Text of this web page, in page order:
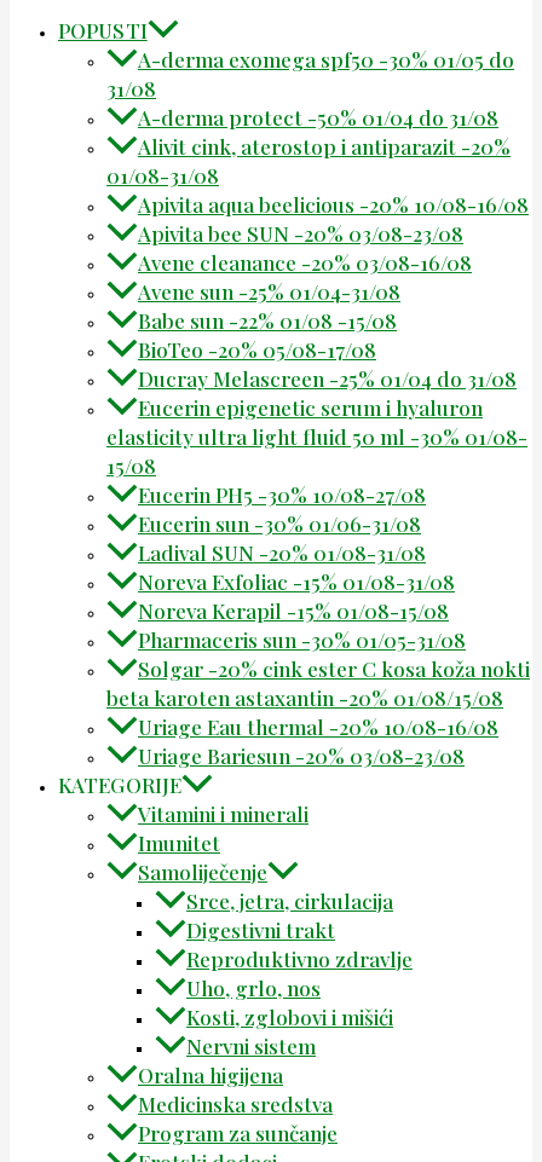
POPUSTI
A-derma exomega spf50 -30% 01/05 do
31/08
A-derma protect -50% 01/04 do 31/08
Alivit cink, aterostop i antiparazit -20%
01/08-31/08
Apivita aqua beelicious -20% 10/08-16/08
Apivita bee SUN -20% 03/08-23/08
Avene cleanance -20% 03/08-16/08
Avene sun -25% 01/04-31/08
Babe sun -22% 01/08 -15/08
BioTeo -20% 05/08-17/08
Ducray Melascreen -25% 01/04 do 31/08
Eucerin epigenetic serum i hyaluron
elasticity ultra light fluid 50 ml -30% 01/08-
15/08
Eucerin PH5 -30% 10/08-27/08
Eucerin sun -30% 01/06-31/08
Ladival SUN -20% 01/08-31/08
Noreva Exfoliac -15% 01/08-31/08
Noreva Kerapil -15% 01/08-15/08
Pharmaceris sun -30% 01/05-31/08
Solgar -20% cink ester C kosa koža nokti
beta karoten astaxantin -20% 01/08/15/08
Uriage Eau thermal -20% 10/08-16/08
Uriage Bariesun -20% 03/08-23/08
KATEGORIJE
Vitamini i minerali
Imunitet
Samoliječenje
Srce, jetra, cirkulacija
Digestivni trakt
Reproduktivno zdravlje
Uho, grlo, nos
Kosti, zglobovi i mišići
Nervni sistem
Oralna higijena
Medicinska sredstva
Program za sunčanje